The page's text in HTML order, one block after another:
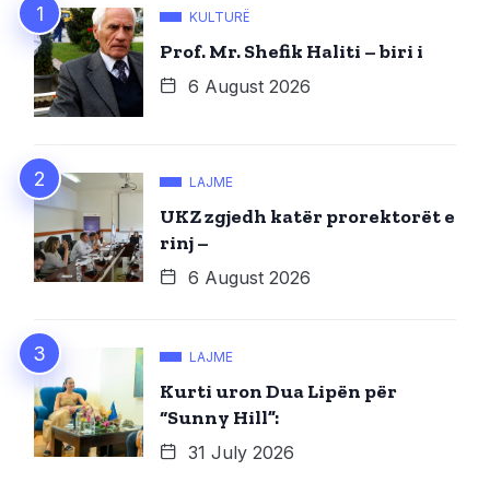
KULTURË
Prof. Mr. Shefik Haliti – biri i
6 August 2026
LAJME
UKZ zgjedh katër prorektorët e
rinj –
6 August 2026
LAJME
Kurti uron Dua Lipën për
“Sunny Hill”:
31 July 2026